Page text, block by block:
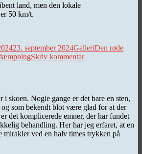
land, men den lokale
50 km/t.
23. september 2024GalleriDen røde
Skriv kommentartil
i skoen. Nogle gange er det bare en sten,
som bekendt blot være glad for at der
det komplicerede emner, der har fundet
behandling. Her har jeg erfaret, at en
mirakler ved en halv times trykken på